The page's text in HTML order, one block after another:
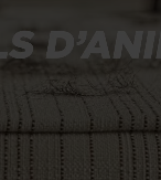
Loaded
100.00%